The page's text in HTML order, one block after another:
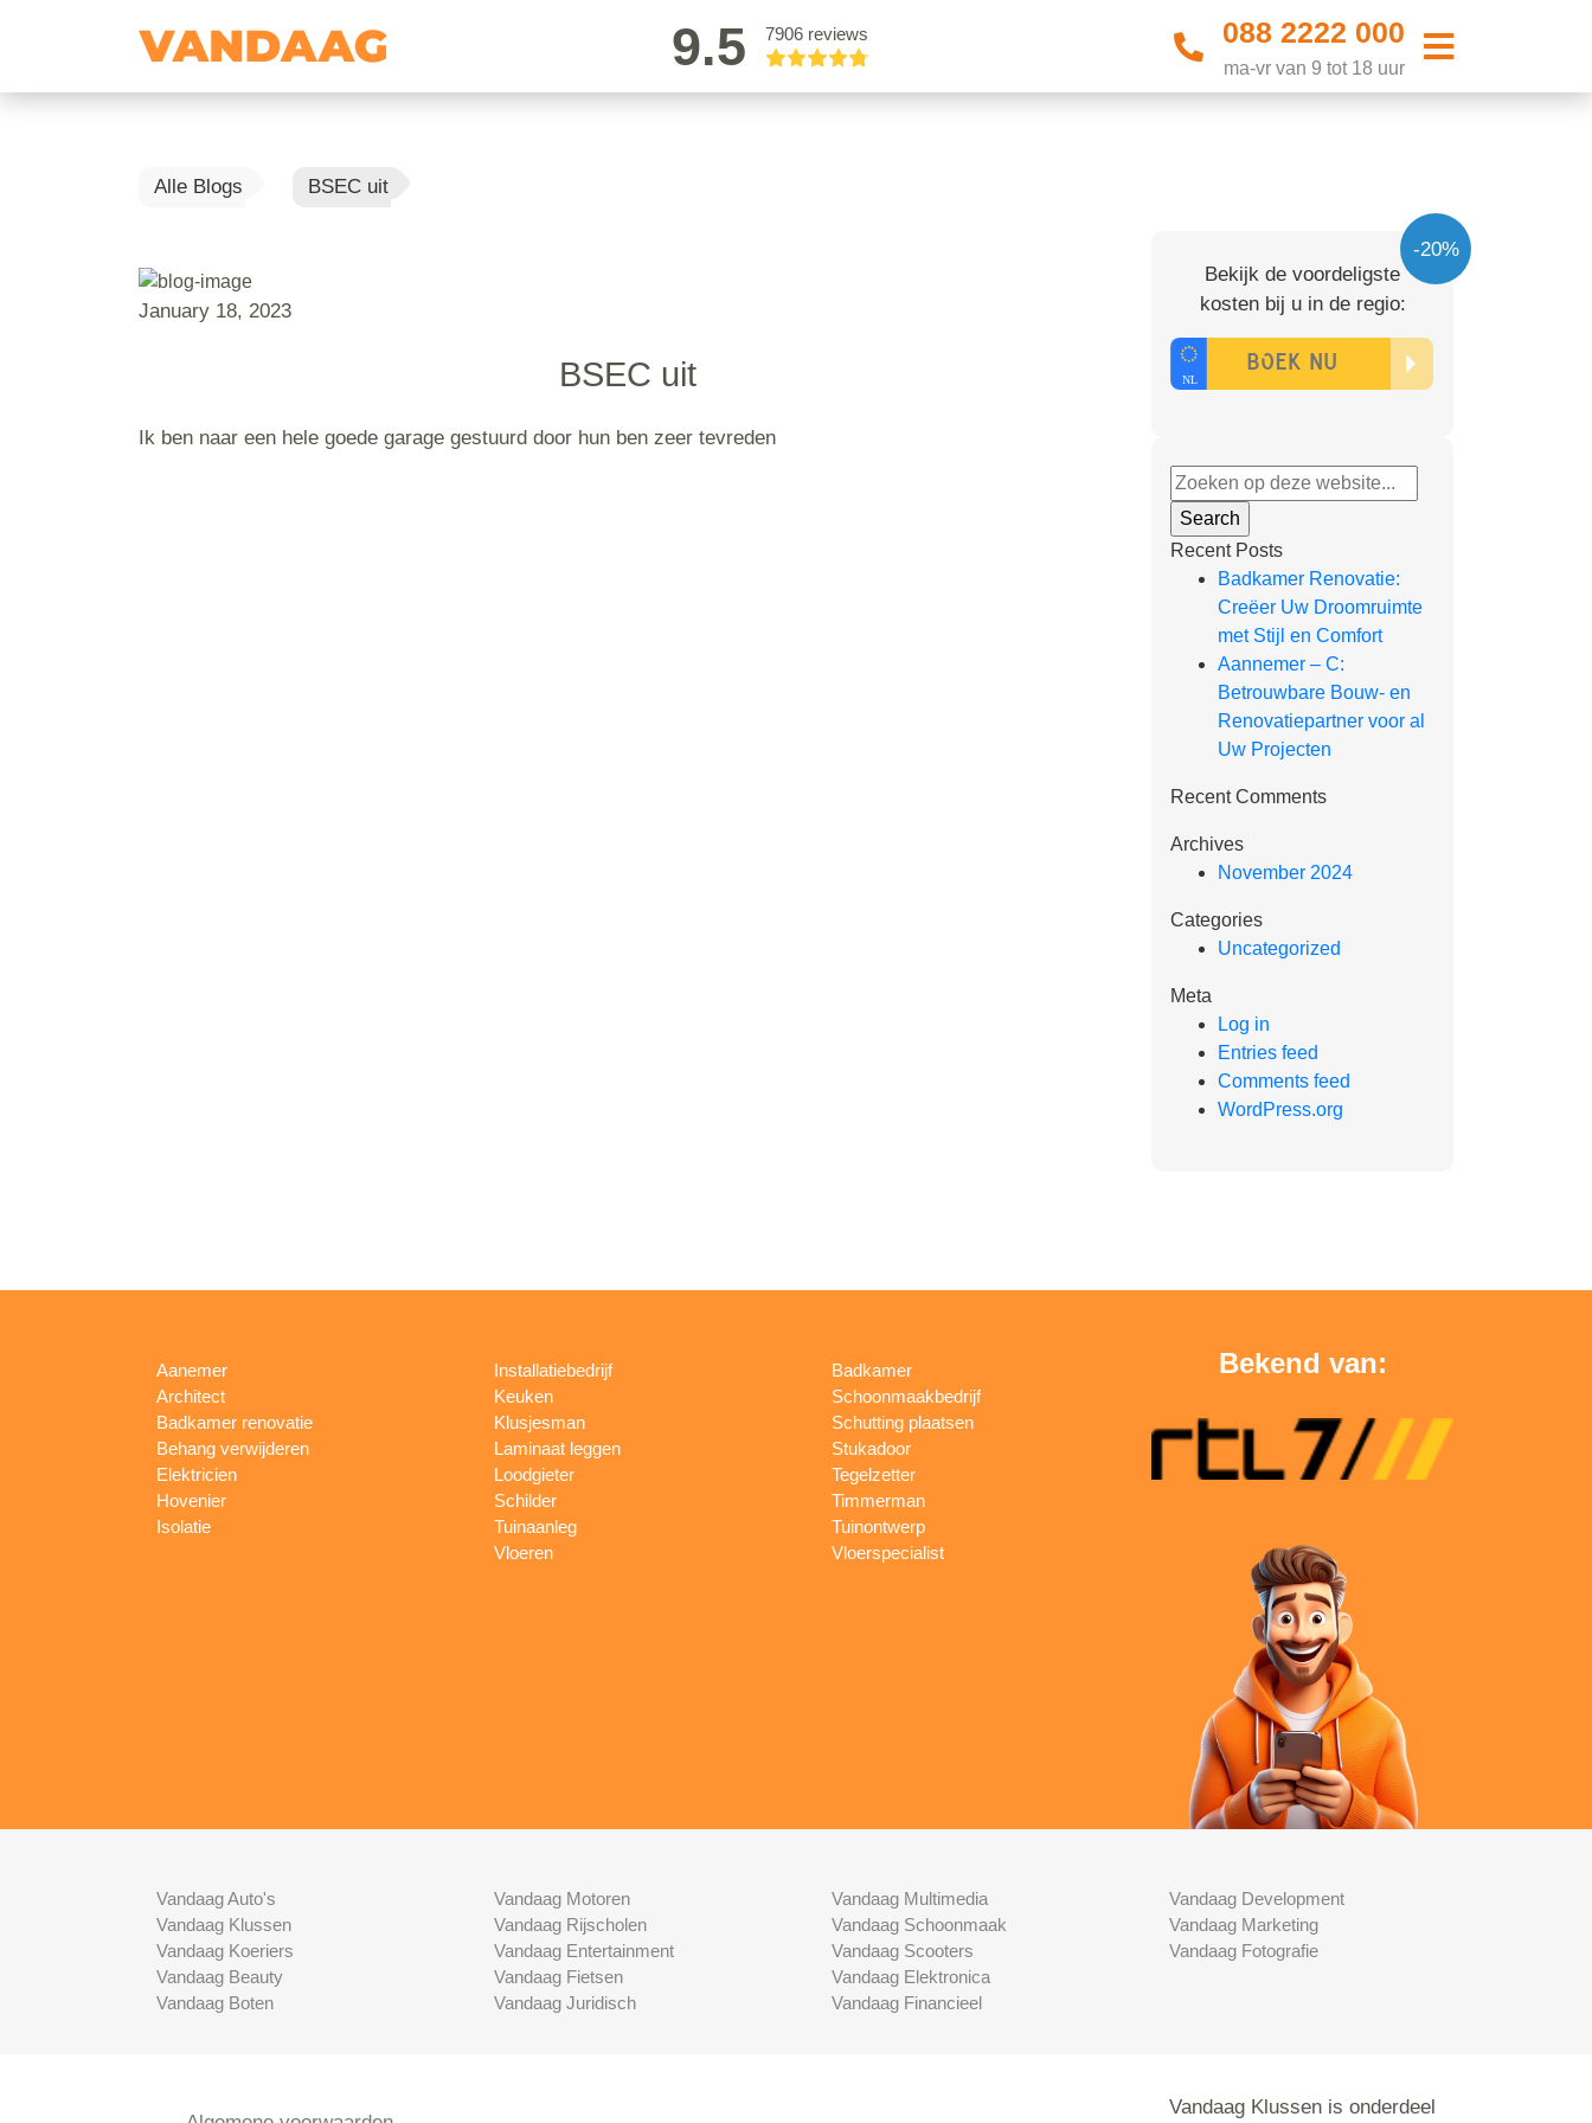
9.5 7906 reviews 088 2222 000
ma-vr van 9 tot 18 uur
Alle Blogs BSEC uit
January 18, 2023
BSEC uit
Ik ben naar een hele goede garage gestuurd door hun ben zeer tevreden
-20%
Bekijk de voordeligste
kosten bij u in de regio:
Recent Posts
Badkamer Renovatie:
Creëer Uw Droomruimte
met Stijl en Comfort
Aannemer – C:
Betrouwbare Bouw- en
Renovatiepartner voor al
Uw Projecten
Recent Comments
Archives
November 2024
Categories
Uncategorized
Meta
Log in
Entries feed
Comments feed
WordPress.org
Aanemer
Architect
Badkamer renovatie
Behang verwijderen
Elektricien
Hovenier
Isolatie
Installatiebedrijf
Keuken
Klusjesman
Laminaat leggen
Loodgieter
Schilder
Tuinaanleg
Vloeren
Badkamer
Schoonmaakbedrijf
Schutting plaatsen
Stukadoor
Tegelzetter
Timmerman
Tuinontwerp
Vloerspecialist
Bekend van:
Vandaag Auto's
Vandaag Klussen
Vandaag Koeriers
Vandaag Beauty
Vandaag Boten
Vandaag Motoren
Vandaag Rijscholen
Vandaag Entertainment
Vandaag Fietsen
Vandaag Juridisch
Vandaag Multimedia
Vandaag Schoonmaak
Vandaag Scooters
Vandaag Elektronica
Vandaag Financieel
Vandaag Development
Vandaag Marketing
Vandaag Fotografie
Vandaag Klussen is onderdeel